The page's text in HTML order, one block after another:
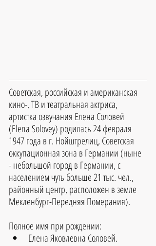
Советская, российская и американская
кино-, ТВ и театральная актриса,
артистка озвучания Елена Соловей
(Elena Solovey) родилась 24 февраля
1947 года в г. Нойштрелиц, Советская
оккупационная зона в Германии (ныне
- небольшой город в Германии, с
населением чуть больше 21 тыс. чел.,
районный центр, расположен в земле
Мекленбург-Передняя Померания).
Полное имя при рождении:
Елена Яковлевна Соловей.